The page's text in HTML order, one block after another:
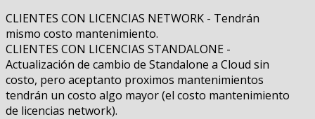
CLIENTES CON LICENCIAS NETWORK - Tendrán
mismo costo mantenimiento.
CLIENTES CON LICENCIAS STANDALONE -
Actualización de cambio de Standalone a Cloud sin
costo, pero aceptanto proximos mantenimientos
tendrán un costo algo mayor (el costo mantenimiento
de licencias network).